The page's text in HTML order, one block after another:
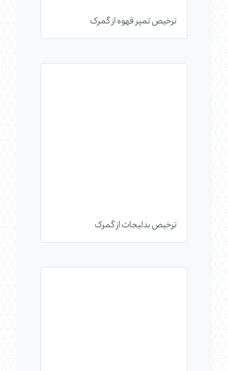
ترخیص تمپر قهوه از گمرک
ترخیص بدلیجات از گمرک